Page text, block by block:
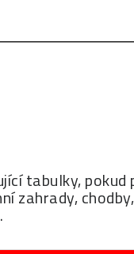
tabulky,
zahrady,